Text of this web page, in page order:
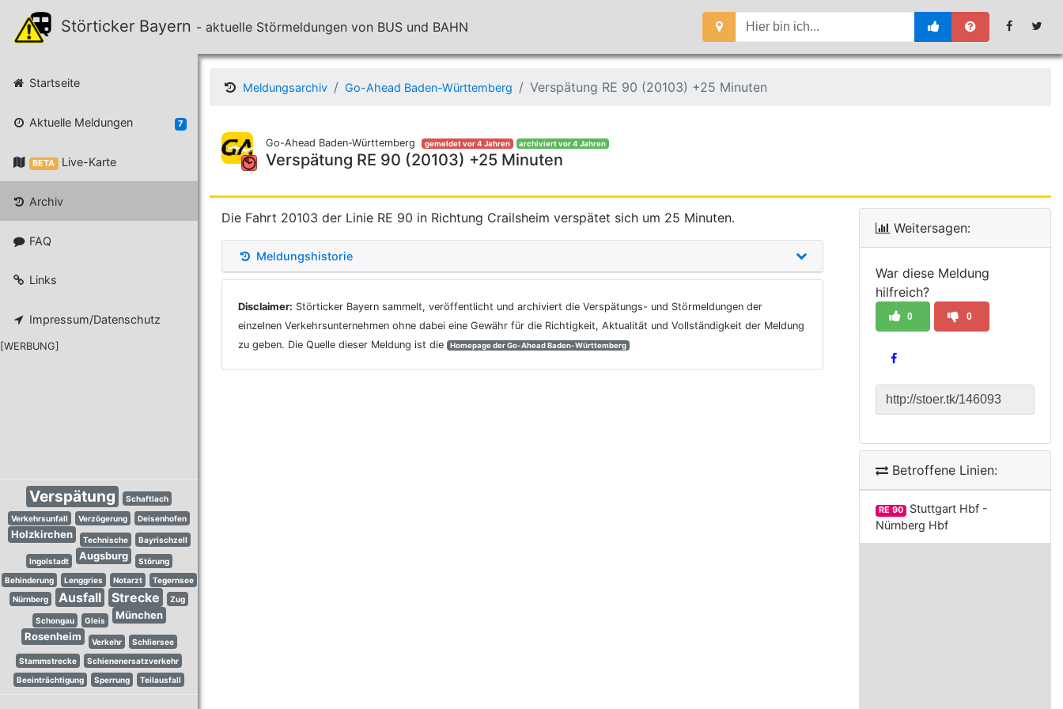
Störticker Bayern - aktuelle Störmeldungen von BUS und BAHN
Startseite
Aktuelle Meldungen 7
BETA Live-Karte
Archiv
FAQ
Links
Impressum/Datenschutz
[WERBUNG]
Verspätung Schaftlach
Verkehrsunfall Verzögerung Deisenhofen
Holzkirchen Technische Bayrischzell
Ingolstadt Augsburg
Störung
Behinderung
Lenggries Notarzt
Tegernsee
Nürnberg
Ausfall Strecke Zug
Schongau Gleis
München
Rosenheim
Verkehr
Schliersee
Stammstrecke
Schienenersatzverkehr
Beeinträchtigung
Sperrung Teilausfall
Meldungsarchiv Go-Ahead Baden-Württemberg Verspätung RE 90 (20103) +25 Minuten
Go-Ahead Baden-Württemberg gemeldet vor 4 Jahren archiviert vor 4 Jahren
Verspätung RE 90 (20103) +25 Minuten
Die Fahrt 20103 der Linie RE 90 in Richtung Crailsheim verspätet sich um 25 Minuten.
Meldungshistorie
Disclaimer: Störticker Bayern sammelt, veröffentlicht und archiviert die Verspätungs- und Störmeldungen der
einzelnen Verkehrsunternehmen ohne dabei eine Gewähr für die Richtigkeit, Aktualität und Vollständigkeit der Meldung
zu geben. Die Quelle dieser Meldung ist die
Homepage der Go-Ahead Baden-Württemberg
Weitersagen:
War diese Meldung
hilfreich?
0 0
Betroffene Linien:
RE 90
Stuttgart Hbf -
Nürnberg Hbf